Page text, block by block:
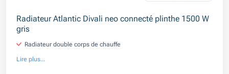
Radiateur Atlantic Divali neo connecté plinthe 1500 W
gris
Radiateur double corps de chauffe
Lire plus...